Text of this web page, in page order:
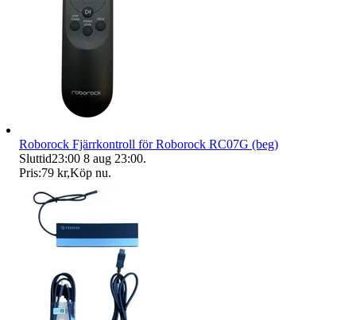
Roborock Fjärrkontroll för Roborock RC07G (beg)
Sluttid23:00 8 aug 23:00.
Pris:79 kr,Köp nu.